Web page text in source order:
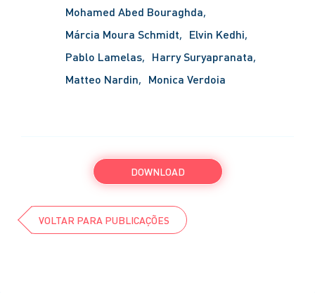
Mohamed Abed Bouraghda
Márcia Moura Schmidt
Elvin Kedhi
Pablo Lamelas
Harry Suryapranata
Matteo Nardin
Monica Verdoia
DOWNLOAD
VOLTAR PARA PUBLICAÇÕES